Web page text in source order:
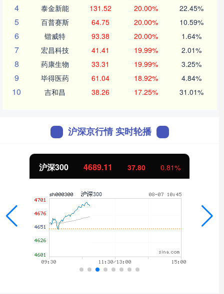
4 泰金新能 131.52 20.00% 22.45%
5 百普赛斯 64.75 20.00% 10.59%
6 锴威特 93.38 20.00% 1.64%
7 宏昌科技 41.41 19.99% 2.01%
8 药康生物 33.31 19.99% 3.25%
9 毕得医药 61.04 18.92% 4.84%
10 吉和昌 38.26 17.25% 31.01%
沪深京行情 实时轮播
沪深300 4689.11 37.80 0.81%